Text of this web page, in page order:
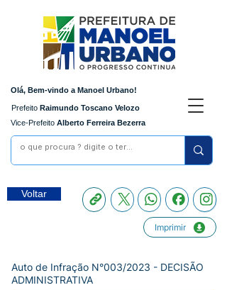
Olá, Bem-vindo a Manoel Urbano!
Prefeito Raimundo Toscano Velozo
Vice-Prefeito Alberto Ferreira Bezerra
Voltar
Imprimir
Auto de Infração N°003/2023 - DECISÃO
ADMINISTRATIVA